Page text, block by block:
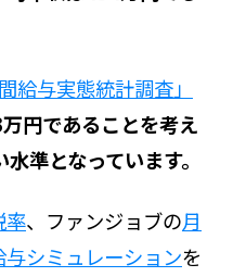
与実態統計調査」
円であることを考え
準となっています。
率、ファンジョブの月
シミュレーションを